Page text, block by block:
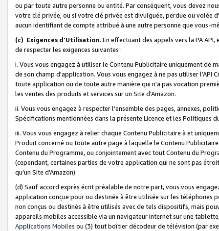
ou par toute autre personne ou entité. Par conséquent, vous devez
votre clé privée, ou si votre clé privée est divulguée, perdue ou volée
aucun identifiant de compte attribué à une autre personne que vous-
(c) Exigences d'Utilisation. En effectuant des appels vers la PA
de respecter les exigences suivantes :
i. Vous vous engagez à utiliser le Contenu Publicitaire uniquement de
de son champ d'application. Vous vous engagez à ne pas utiliser l’API
toute application ou de toute autre manière qui n'a pas vocation
les ventes des produits et services sur un Site d'Amazon.
ii. Vous vous engagez à respecter l'ensemble des pages, annexes,
Spécifications mentionnées dans la présente Licence et les Politiques
iii. Vous vous engagez à relier chaque Contenu Publicitaire à et
Produit concerné ou toute autre page à laquelle le Contenu
Contenu du Programme, ou conjointement avec tout Contenu du
(cependant, certaines parties de votre application qui ne sont pas
qu'un Site d'Amazon).
(d) Sauf accord exprès écrit préalable de notre part, vous vous
application conçue pour ou destinée à être utilisée sur les téléphones
non conçus ou destinés à être utilisés avec de tels dispositifs, mais
appareils mobiles accessible via un navigateur Internet sur une
Applications Mobiles ou (3) tout boîtier décodeur de télévision (par